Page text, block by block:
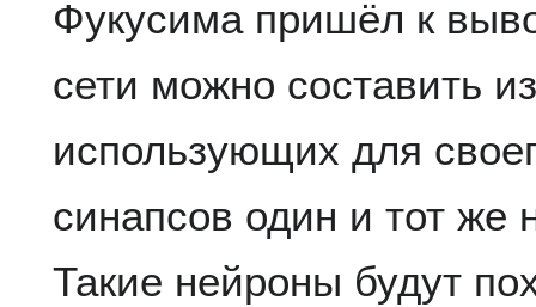
Фукусима пришёл к
сети можно составить
использующих для
синапсов один и тот же
Такие нейроны будут